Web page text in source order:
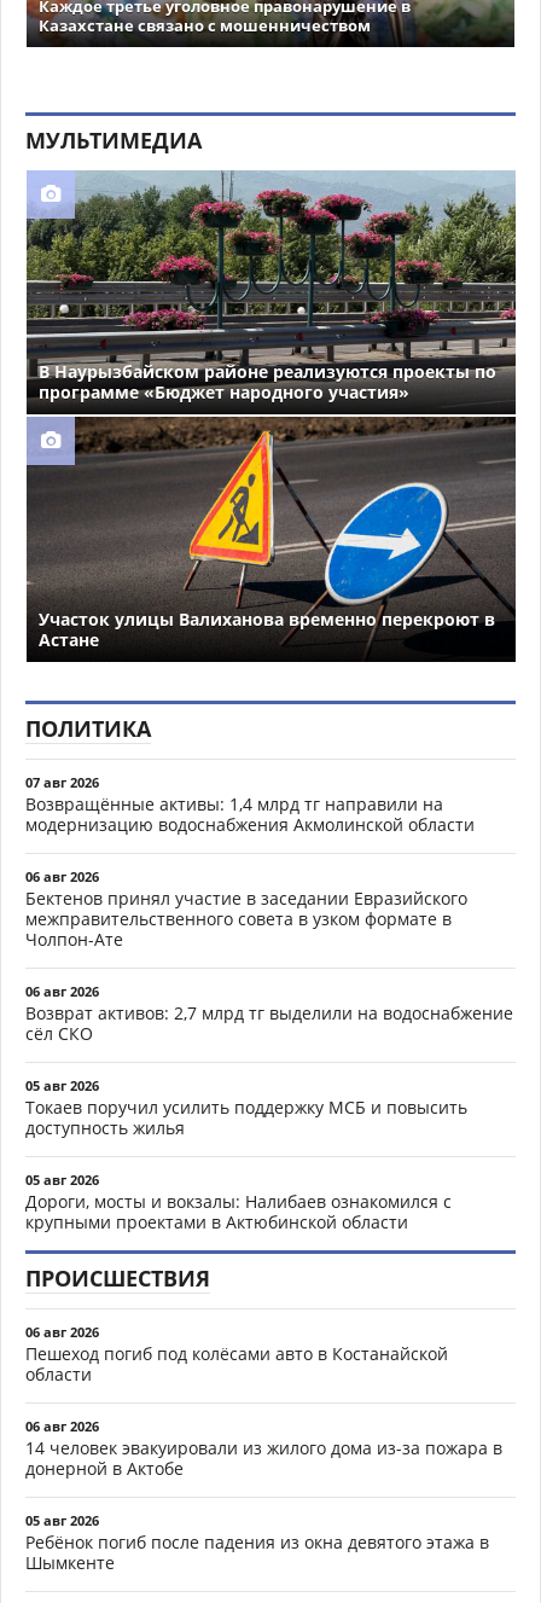
Каждое третье уголовное правонарушение в
Казахстане связано с мошенничеством
МУЛЬТИМЕДИА
В Наурызбайском районе реализуются проекты по
программе «Бюджет народного участия»
Участок улицы Валиханова временно перекроют в
Астане
ПОЛИТИКА
07 авг 2026
Возвращённые активы: 1,4 млрд тг направили на
модернизацию водоснабжения Акмолинской области
06 авг 2026
Бектенов принял участие в заседании Евразийского
межправительственного совета в узком формате в
Чолпон-Ате
06 авг 2026
Возврат активов: 2,7 млрд тг выделили на водоснабжение
сёл СКО
05 авг 2026
Токаев поручил усилить поддержку МСБ и повысить
доступность жилья
05 авг 2026
Дороги, мосты и вокзалы: Налибаев ознакомился с
крупными проектами в Актюбинской области
ПРОИСШЕСТВИЯ
06 авг 2026
Пешеход погиб под колёсами авто в Костанайской
области
06 авг 2026
14 человек эвакуировали из жилого дома из-за пожара в
донерной в Актобе
05 авг 2026
Ребёнок погиб после падения из окна девятого этажа в
Шымкенте